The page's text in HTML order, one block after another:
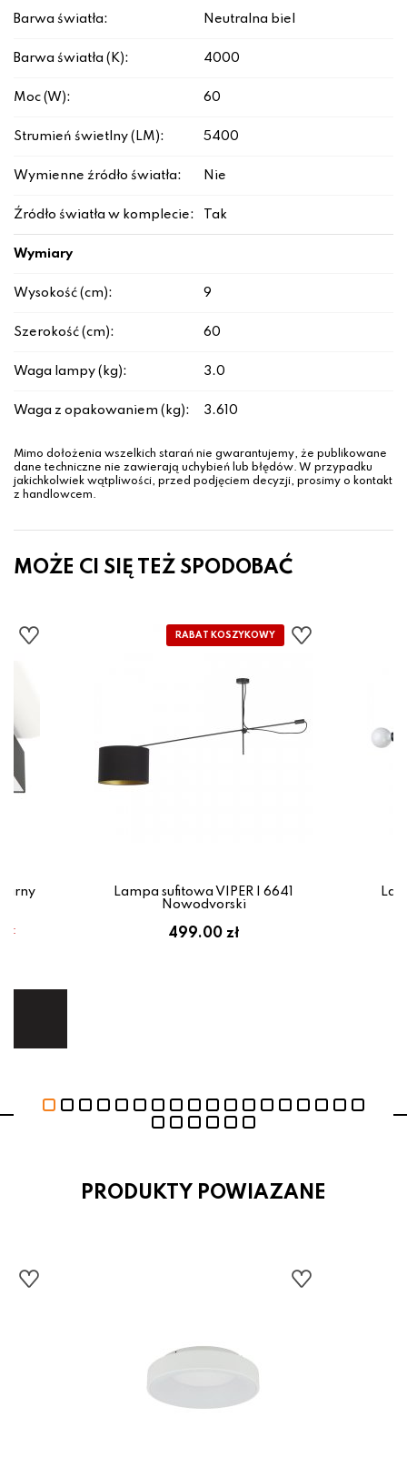
Barwa światła: Neutralna biel
Barwa światła (K): 4000
Moc (W): 60
Strumień świetlny (LM): 5400
Wymienne źródło światła: Nie
Źródło światła w komplecie: Tak
Wymiary
Wysokość (cm): 9
Szerokość (cm): 60
Waga lampy (kg): 3.0
Waga z opakowaniem (kg): 3.610
Mimo dołożenia wszelkich starań nie gwarantujemy, że publikowane
dane techniczne nie zawierają uchybień lub błędów. W przypadku
jakichkolwiek wątpliwości, przed podjęciem decyzji, prosimy o kontakt
z handlowcem.
MOŻE CI SIĘ TEŻ SPODOBAĆ
Lampa sufitowa VIPER I 6641
Nowodvorski
499.00 zł
PRODUKTY POWIAZANE